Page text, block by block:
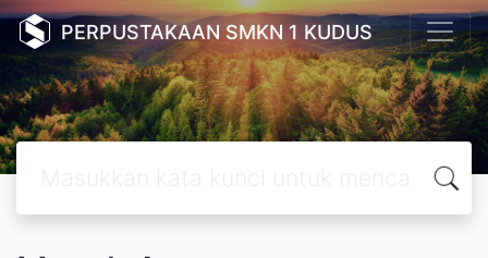
PERPUSTAKAAN SMKN 1 KUDUS